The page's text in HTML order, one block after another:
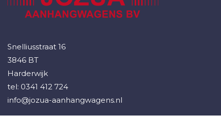
Snelliusstraat 16
3846 BT
Harderwijk
tel: 0341 412 724
info@jozua-aanhangwagens.nl